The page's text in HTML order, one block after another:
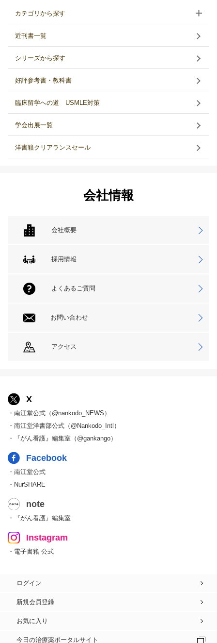
カテゴリから探す
近刊書一覧
シリーズから探す
好評参考書・教科書
臨床留学への道 USMLE対策
学会出展一覧
洋書籍クリアランスセール
会社情報
会社概要
採用情報
よくあるご質問
お問い合わせ
アクセス
X
・南江堂公式（@nankodo_NEWS）
・南江堂洋書部公式（@Nankodo_Intl）
・『がん看護』編集室（@gankango）
Facebook
・南江堂公式
・NurSHARE
note
・『がん看護』編集室
Instagram
・電子書籍 公式
ログイン
新規会員登録
お気に入り
今日の治療薬ポータルサイト